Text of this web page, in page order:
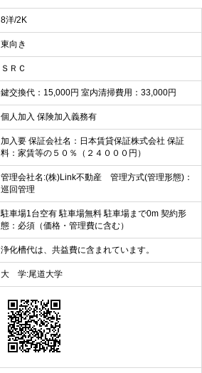
8洋/2K
東向き
ＳＲＣ
鍵交換代：15,000円 室内清掃費用：33,000円
個人加入 保険加入義務有
加入要 保証会社名：日本賃貸保証株式会社 保証
料：家賃等の５０％（２４０００円）
管理会社名:(株)Link不動産 管理方式(管理形態)：
巡回管理
駐車場1台空有 駐車場無料 駐車場まで0m 契約形
態：必須（価格・管理費に含む）
浄化槽代は、共益費に含まれています。
大 学:尾道大学